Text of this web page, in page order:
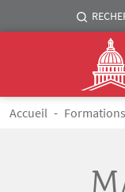
Aller au contenu
Menu
Logo
Fil d'Ariane
Accueil Formations